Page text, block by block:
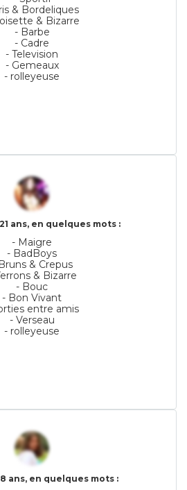
& Bordeliques
& Bizarre
- Barbe
- Cadre
- Television
- Gemeaux
- rolleyeuse
ans, en quelques mots :
- Maigre
- BadBoys
& Crepus
& Bizarre
- Bouc
- Bon Vivant
entre amis
- Verseau
- rolleyeuse
ans, en quelques mots :